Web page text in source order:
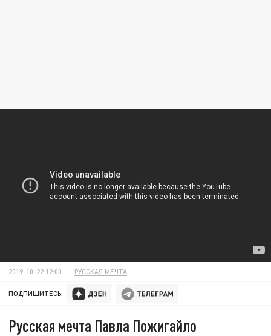
2019-10-22 12:00 РУССКАЯ МЕЧТА
ПОДПИШИТЕСЬ:
Русская мечта Павла Пожигайло